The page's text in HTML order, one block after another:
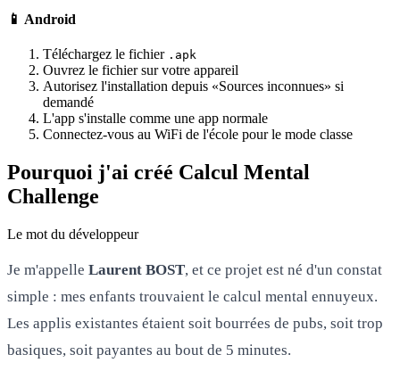
📱 Android
Téléchargez le fichier .apk
Ouvrez le fichier sur votre appareil
Autorisez l'installation depuis «Sources inconnues» si
demandé
L'app s'installe comme une app normale
Connectez-vous au WiFi de l'école pour le mode classe
Pourquoi j'ai créé Calcul Mental
Challenge
Le mot du développeur
Je m'appelle Laurent BOST, et ce projet est né d'un constat
simple : mes enfants trouvaient le calcul mental ennuyeux.
Les applis existantes étaient soit bourrées de pubs, soit trop
basiques, soit payantes au bout de 5 minutes.